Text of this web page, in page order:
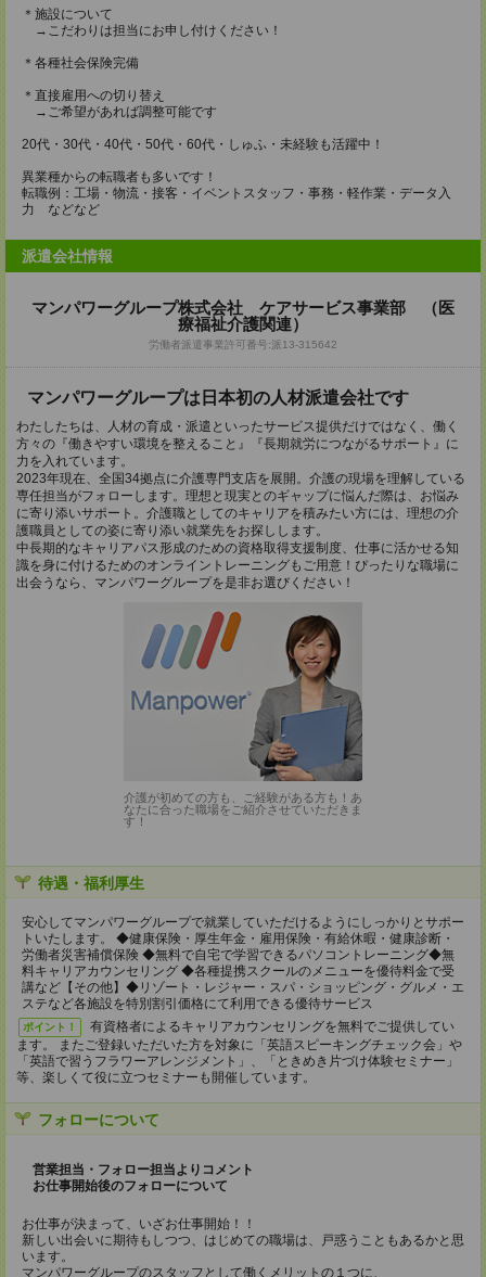
＊施設について
→こだわりは担当にお申し付けください！
＊各種社会保険完備
＊直接雇用への切り替え
→ご希望があれば調整可能です
20代・30代・40代・50代・60代・しゅふ・未経験も活躍中！
異業種からの転職者も多いです！
転職例：工場・物流・接客・イベントスタッフ・事務・軽作業・データ入
力 などなど
派遣会社情報
マンパワーグループ株式会社 ケアサービス事業部 （医
療福祉介護関連）
労働者派遣事業許可番号:派13-315642
マンパワーグループは⽇本初の⼈材派遣会社です
わたしたちは、人材の育成・派遣といったサービス提供だけではなく、働く
方々の『働きやすい環境を整えること』『長期就労につながるサポート』に
力を入れています。
2023年現在、全国34拠点に介護専門支店を展開。介護の現場を理解している
専任担当がフォローします。理想と現実とのギャップに悩んだ際は、お悩み
に寄り添いサポート。介護職としてのキャリアを積みたい方には、理想の介
護職員としての姿に寄り添い就業先をお探しします。
中長期的なキャリアパス形成のための資格取得支援制度、仕事に活かせる知
識を身に付けるためのオンライントレーニングもご用意！ぴったりな職場に
出会うなら、マンパワーグループを是非お選びください！
介護が初めての方も、ご経験がある方も！あ
なたに合った職場をご紹介させていただきま
す！
待遇・福利厚生
安⼼してマンパワーグループで就業していただけるようにしっかりとサポー
トいたします。 ◆健康保険・厚⽣年⾦・雇⽤保険・有給休暇・健康診断・
労働者災害補償保険 ◆無料で⾃宅で学習できるパソコントレーニング◆無
料キャリアカウンセリング ◆各種提携スクールのメニューを優待料⾦で受
講など【その他】◆リゾート・レジャー・スパ・ショッピング・グルメ・エ
ステなど各施設を特別割引価格にて利⽤できる優待サービス
ポイント！
有資格者によるキャリアカウンセリングを無料でご提供してい
ます。 またご登録いただいた⽅を対象に「英語スピーキングチェック会」や
「英語で習うフラワーアレンジメント」、「ときめき⽚づけ体験セミナー」
等、楽しくて役に⽴つセミナーも開催しています。
フォローについて
営業担当・フォロー担当よりコメント
お仕事開始後のフォローについて
お仕事が決まって、いざお仕事開始！！
新しい出会いに期待もしつつ、はじめての職場は、戸惑うこともあるかと思
います。
マンパワーグループのスタッフとして働くメリットの１つに、